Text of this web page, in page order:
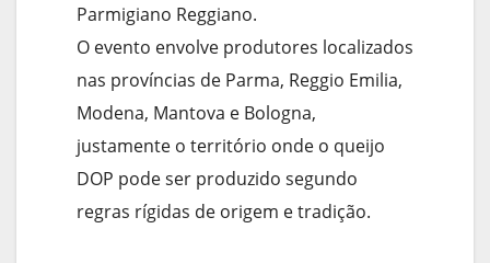
Parmigiano Reggiano.
O evento envolve produtores localizados
nas províncias de Parma, Reggio Emilia,
Modena, Mantova e Bologna,
justamente o território onde o queijo
DOP pode ser produzido segundo
regras rígidas de origem e tradição.